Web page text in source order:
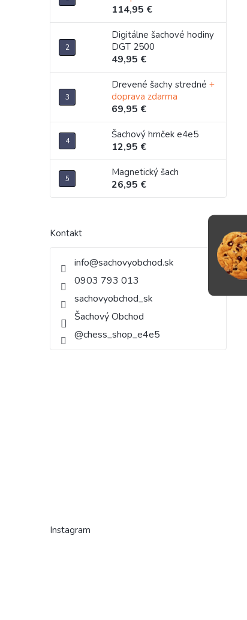
114,95 €
Digitálne šachové hodiny
DGT 2500
49,95 €
Drevené šachy stredné +
doprava zdarma
69,95 €
Šachový hrnček e4e5
12,95 €
Magnetický šach
26,95 €
Kontakt
info@sachovyobchod.sk
0903 793 013
sachovyobchod_sk
Šachový Obchod
@chess_shop_e4e5
Instagram